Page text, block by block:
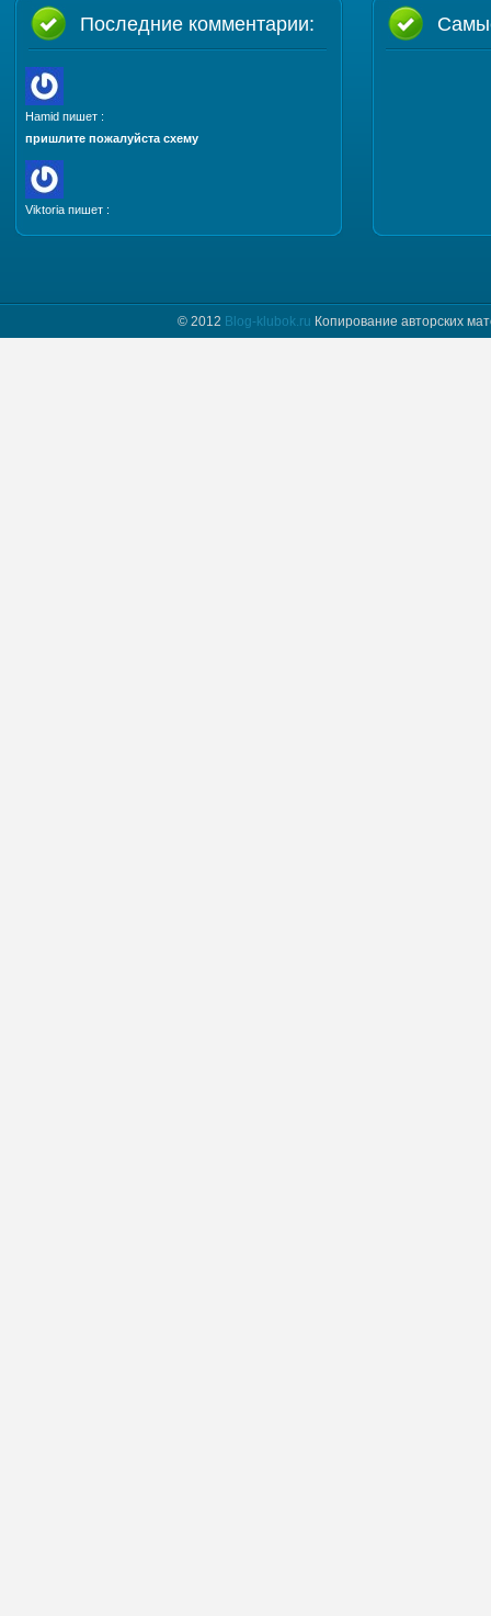
Последние комментарии:
Hamid пишет :
пришлите пожалуйста схему
Viktoria пишет :
Добрый день. Пришлите, пожалуйста мастер класс
© 2012 Blog-klubok.ru Копирование авторских